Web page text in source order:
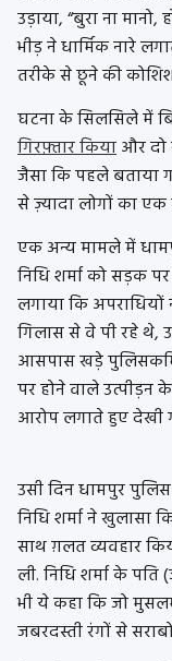
उड़ाया, “बुरा ना
भीड़ ने धार्मिक नारे
तरीके से छूने की
घटना के सिलसिले में
गिरफ़्तार कियाऔर दो
जैसा कि पहले बताया
से ज़्यादा लोगों का एक
एक अन्य मामले में
निधि शर्मा को सड़क
लगाया कि
गिलास से वे पी रहे थे,
आसपास खड़े
पर होने वाले उत्पीड़न
आरोप लगाते हुए देखी
उसी दिन धामपुर
निधि शर्मा ने खुलासा
साथ ग़लत व्यवहार
ली. निधि शर्मा के पति
भी ये कहा कि जो
जबरदस्ती रंगों से